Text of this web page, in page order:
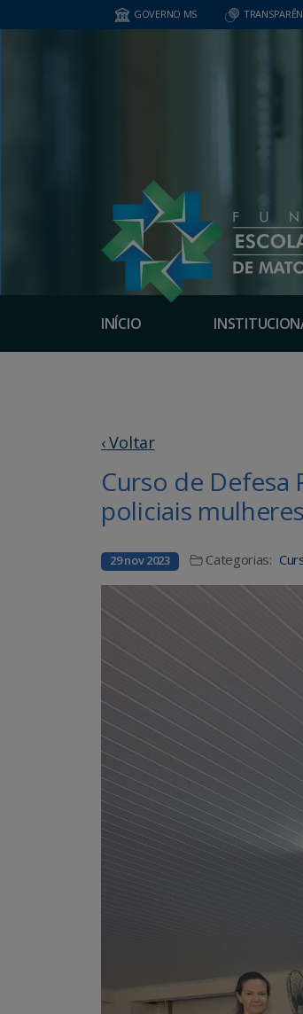
GOVERNO MS
INÍCIO
‹ Voltar
Curso de Defesa
policiais
29 nov 2023 Categorias: